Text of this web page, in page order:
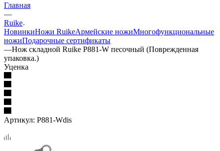
Главная
—
Ruike
НовинкиНожи RuikeАрмейские ножиМногофункциональные
ножиПодарочные сертификаты
—Нож складной Ruike P881-W песочный (Поврежденная
упаковка.)
Уценка
Артикул: P881-Wdis